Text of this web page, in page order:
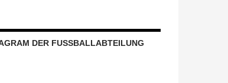
DER FUSSBALLABTEILUNG